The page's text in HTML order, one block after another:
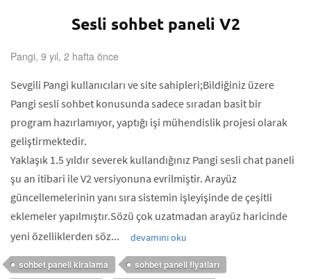
Sesli sohbet paneli V2
Pangi, 9 yıl, 2 hafta önce
Sevgili Pangi kullanıcıları ve site sahipleri;Bildiğiniz üzere
Pangi sesli sohbet konusunda sadece sıradan basit bir
program hazırlamıyor, yaptığı işi mühendislik projesi olarak
geliştirmektedir.
Yaklaşık 1.5 yıldır severek kullandığınız Pangi sesli chat paneli
şu an itibari ile V2 versiyonuna evrilmiştir. Arayüz
güncellemelerinin yanı sıra sistemin işleyişinde de çeşitli
eklemeler yapılmıştır.Sözü çok uzatmadan arayüz haricinde
yeni özelliklerden söz...
devamını oku
sohbet paneli kiralama
sohbet paneli fiyatları